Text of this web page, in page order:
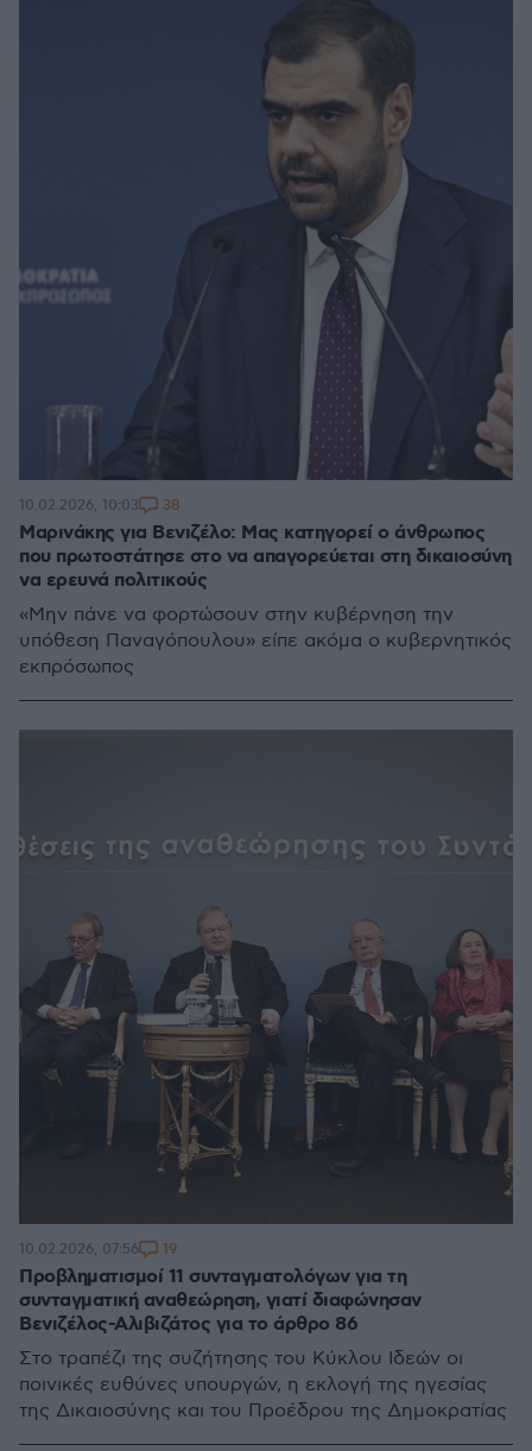
Μαρινάκης για Βενιζέλο: Μας κατηγορεί ο άνθρωπος
που πρωτοστάτησε στο να απαγορεύεται στη δικαιοσύνη
να ερευνά πολιτικούς
«Μην πάνε να φορτώσουν στην κυβέρνηση την
υπόθεση Παναγόπουλου» είπε ακόμα ο κυβερνητικός
εκπρόσωπος
10.02.2026, 10:03 38
Προβληματισμοί 11 συνταγματολόγων για τη
συνταγματική αναθεώρηση, γιατί διαφώνησαν
Βενιζέλος-Αλιβιζάτος για το άρθρο 86
Στο τραπέζι της συζήτησης του Κύκλου Ιδεών οι
ποινικές ευθύνες υπουργών, η εκλογή της ηγεσίας
της Δικαιοσύνης και του Προέδρου της Δημοκρατίας
10.02.2026, 07:56 19